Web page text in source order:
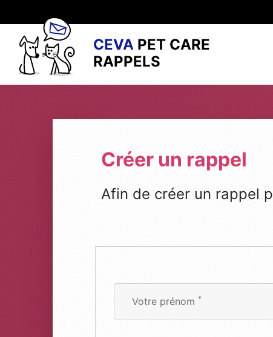
CEVA PET CARE
RAPPELS
Créer un rappel
Afin de créer un rappel
Votre prénom *